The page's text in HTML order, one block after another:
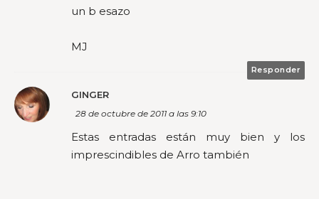
un b esazo
MJ
Responder
GINGER
28 de octubre de 2011 a las 9:10
Estas entradas están muy bien y los
imprescindibles de Arro también